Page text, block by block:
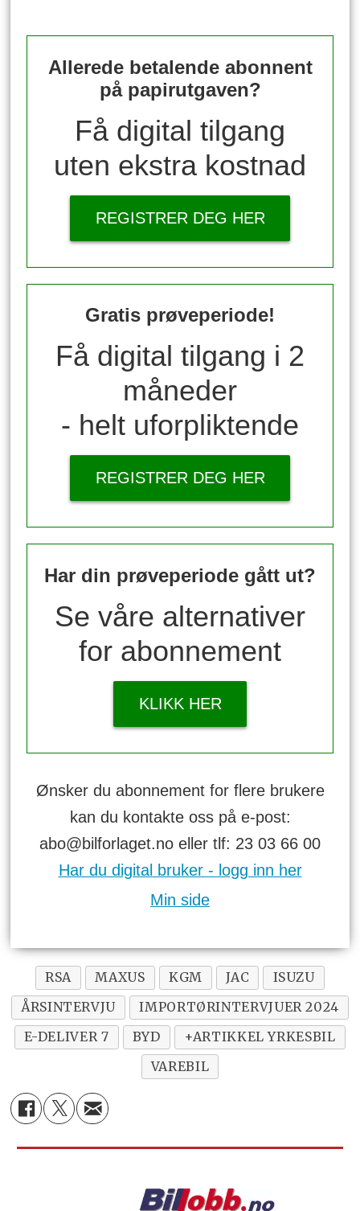
Allerede betalende abonnent
på papirutgaven?
Få digital tilgang
uten ekstra kostnad
REGISTRER DEG HER
Gratis prøveperiode!
Få digital tilgang i 2
måneder
- helt uforpliktende
REGISTRER DEG HER
Har din prøveperiode gått ut?
Se våre alternativer
for abonnement
KLIKK HER
Ønsker du abonnement for flere brukere
kan du kontakte oss på e-post:
abo@bilforlaget.no eller tlf: 23 03 66 00
Har du digital bruker - logg inn her
Min side
RSA MAXUS KGM JAC
ISUZU
ÅRSINTERVJU
IMPORTØRINTERVJUER 2024
E-DELIVER 7
BYD
+ARTIKKEL YRKESBIL
VAREBIL